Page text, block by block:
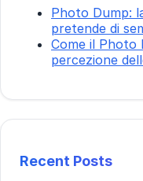
Photo Dump:
pretende di
Come il Photo
percezione
Recent Posts